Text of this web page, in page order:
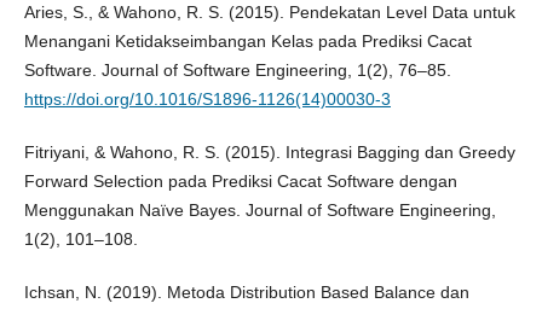
Aries, S., & Wahono, R. S. (2015). Pendekatan Level Data untuk
Menangani Ketidakseimbangan Kelas pada Prediksi Cacat
Software. Journal of Software Engineering, 1(2), 76–85.
https://doi.org/10.1016/S1896-1126(14)00030-3
Fitriyani, & Wahono, R. S. (2015). Integrasi Bagging dan Greedy
Forward Selection pada Prediksi Cacat Software dengan
Menggunakan Naïve Bayes. Journal of Software Engineering,
1(2), 101–108.
Ichsan, N. (2019). Metoda Distribution Based Balance dan